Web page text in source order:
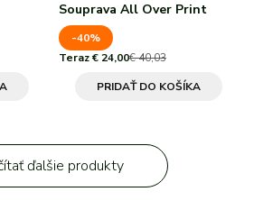
Souprava All Over Print
-40%
Teraz € 24,00€ 40,03
PRIDAŤ DO KOŠÍKA
ďalšie produkty